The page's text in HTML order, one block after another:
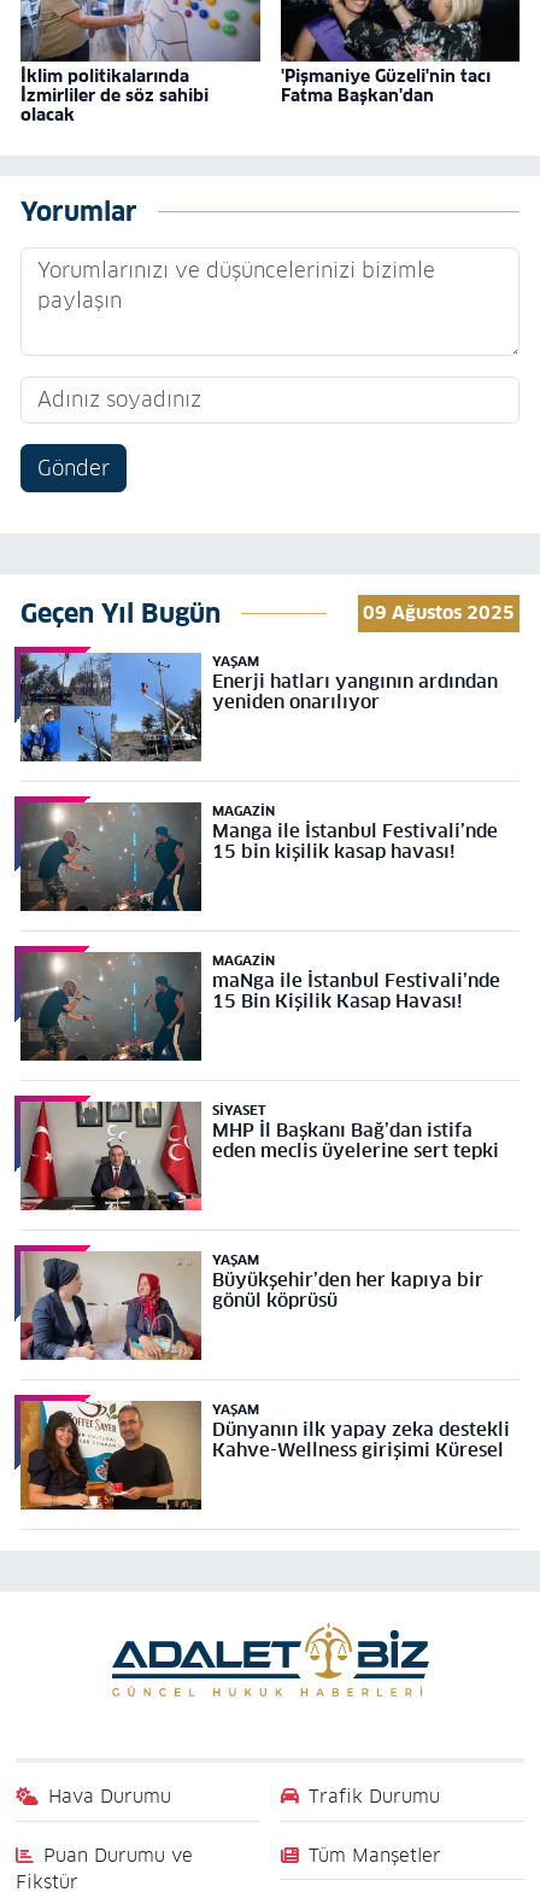
İklim politikalarında
İzmirliler de söz sahibi
olacak
'Pişmaniye Güzeli'nin tacı
Fatma Başkan'dan
Yorumlar
Gönder
Geçen Yıl Bugün 09 Ağustos 2025
YAŞAM
Enerji hatları yangının ardından
yeniden onarılıyor
MAGAZIN
Manga ile İstanbul Festivali’nde
15 bin kişilik kasap havası!
MAGAZIN
maNga ile İstanbul Festivali’nde
15 Bin Kişilik Kasap Havası!
SIYASET
MHP İl Başkanı Bağ’dan istifa
eden meclis üyelerine sert tepki
YAŞAM
Büyükşehir’den her kapıya bir
gönül köprüsü
YAŞAM
Dünyanın ilk yapay zeka destekli
Kahve-Wellness girişimi Küresel
Hava Durumu Trafik Durumu
Puan Durumu ve
Fikstür
Tüm Manşetler